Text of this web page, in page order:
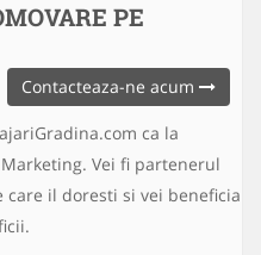
PE
Contacteaza-ne acum
ca la
Vei fi partenerul
care il doresti si vei beneficia